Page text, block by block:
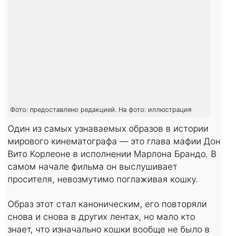
Фото: предоставлено редакцией. На фото: иллюстрация
Один из самых узнаваемых образов в истории
мирового кинематографа — это глава мафии Дон
Вито Корлеоне в исполнении Марлона Брандо. В
самом начале фильма он выслушивает
просителя, невозмутимо поглаживая кошку.
Образ этот стал каноническим, его повторяли
снова и снова в других лентах, но мало кто
знает, что изначально кошки вообще не было в